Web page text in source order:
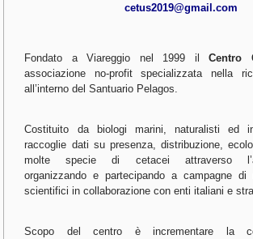
cetus2019@gmail.com
Fondato a Viareggio nel 1999 ilCentro
associazione no-profit specializzata nella
all’interno del Santuario Pelagos.
Costituito da biologi marini, naturalisti ed
raccoglie dati su presenza, distribuzione,
molte specie di cetacei attraverso
organizzando e partecipando a campagne di
scientifici in collaborazione con enti italiani e
Scopo del centro è incrementare la